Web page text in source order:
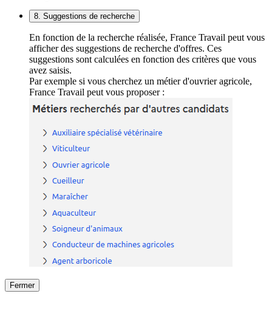
8. Suggestions de recherche
En fonction de la recherche réalisée, France Travail peut vous
afficher des suggestions de recherche d'offres. Ces
suggestions sont calculées en fonction des critères que vous
avez saisis.
Par exemple si vous cherchez un métier d'ouvrier agricole,
France Travail peut vous proposer :
Fermer